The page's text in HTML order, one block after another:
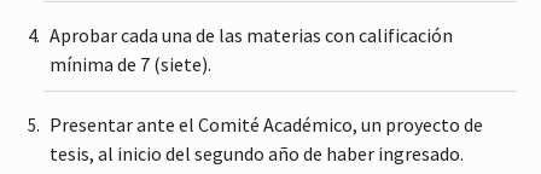
Aprobar cada una de las materias con calificación
mínima de 7 (siete).
Presentar ante el Comité Académico, un proyecto de
tesis, al inicio del segundo año de haber ingresado.